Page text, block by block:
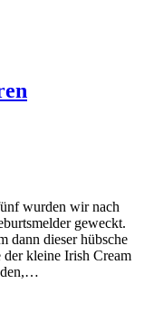
wurden wir nach
geweckt.
dann dieser hübsche
kleine Irish Cream